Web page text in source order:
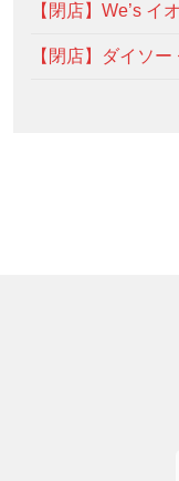
【閉店】We’s イ
【閉店】ダイソ